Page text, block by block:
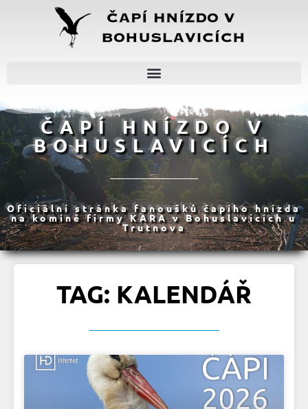
ČAPÍ HNÍZDO V
BOHUSLAVICÍCH
Oficiální stránka fanoušků čapího hnízda
na komíně firmy KARA v Bohuslavicích u
Trutnova
TAG: KALENDÁŘ